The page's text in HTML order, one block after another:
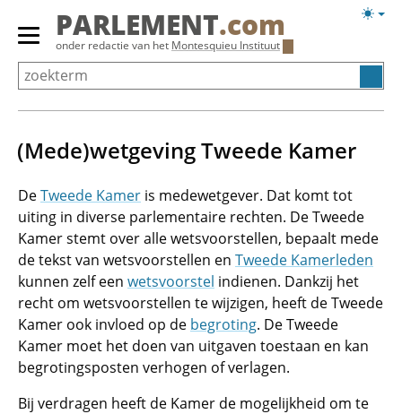
Overslaan
Primair
menu
tonen/verbergen
PARLEMENT.com
onder redactie van het Montesquieu Instituut
(Mede)wetgeving Tweede Kamer
DeTweede Kamer is medewetgever. Dat komt tot
uiting in diverse parlementaire rechten. De Tweede
Kamer stemt over alle wetsvoorstellen, bepaalt mede
de tekst van wetsvoorstellen en Tweede Kamerleden
kunnen zelf een wetsvoorstel indienen. Dankzij het
recht om wetsvoorstellen te wijzigen, heeft de Tweede
Kamer ook invloed op de begroting. De Tweede
Kamer moet het doen van uitgaven toestaan en kan
begrotingsposten verhogen of verlagen.
Bij verdragen heeft de Kamer de mogelijkheid om te